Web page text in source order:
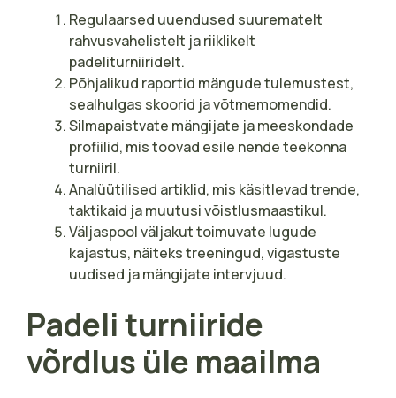
Regulaarsed uuendused suurematelt
rahvusvahelistelt ja riiklikelt
padeliturniiridelt.
Põhjalikud raportid mängude tulemustest,
sealhulgas skoorid ja võtmemomendid.
Silmapaistvate mängijate ja meeskondade
profiilid, mis toovad esile nende teekonna
turniiril.
Analüütilised artiklid, mis käsitlevad trende,
taktikaid ja muutusi võistlusmaastikul.
Väljaspool väljakut toimuvate lugude
kajastus, näiteks treeningud, vigastuste
uudised ja mängijate intervjuud.
Padeli turniiride
võrdlus üle maailma